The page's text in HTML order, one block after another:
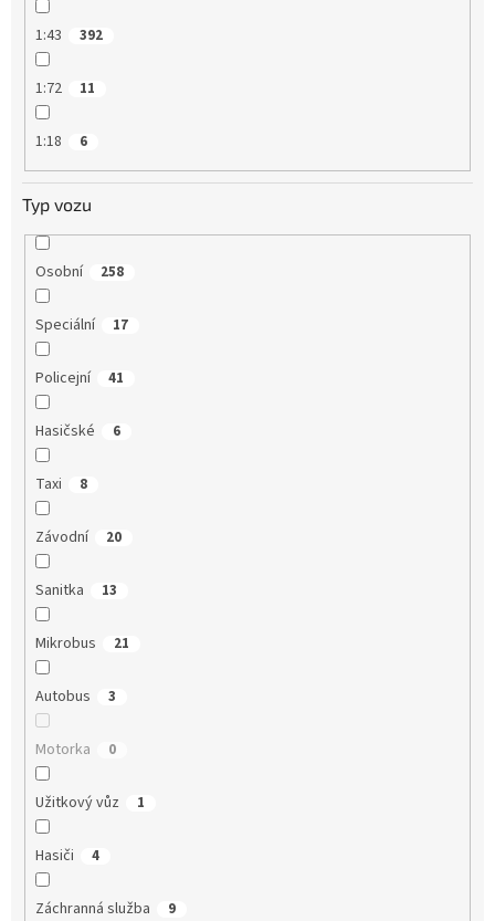
1:43 392
1:72 11
1:18 6
Typ vozu
Osobní 258
Speciální 17
Policejní 41
Hasičské 6
Taxi 8
Závodní 20
Sanitka 13
Mikrobus 21
Autobus 3
Motorka 0
Užitkový vůz 1
Hasiči 4
Záchranná služba 9